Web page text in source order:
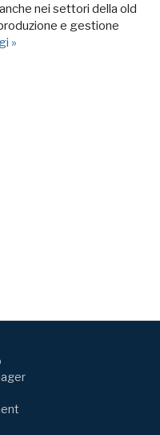
nei settori della old
e gestione
»